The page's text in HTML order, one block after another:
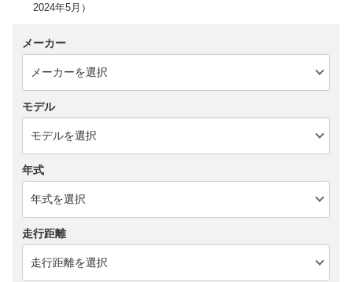
2024年5月）
メーカー
モデル
年式
走行距離